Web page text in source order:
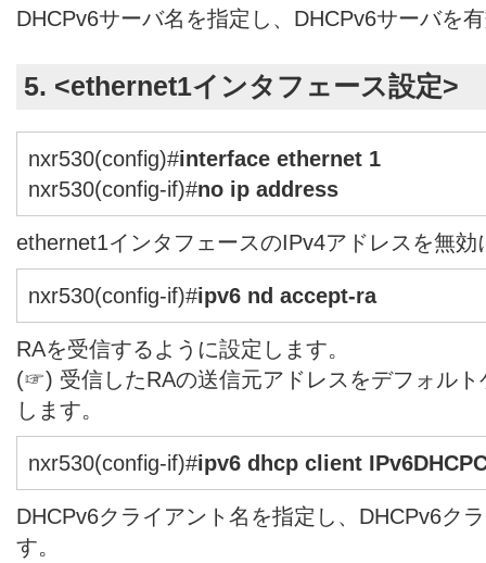
DHCPv6サーバ名を指定し、DHCPv6サーバを
5. <ethernet1インタフェース設定>
nxr530(config)#interface ethernet 1
nxr530(config-if)#no ip address
ethernet1インタフェースのIPv4アドレスを無効
nxr530(config-if)#ipv6 nd accept-ra
RAを受信するように設定します。
(☞) 受信したRAの送信元アドレスをデフォル
します。
nxr530(config-if)#ipv6 dhcp client
DHCPv6クライアント名を指定し、DHCPv6ク
す。